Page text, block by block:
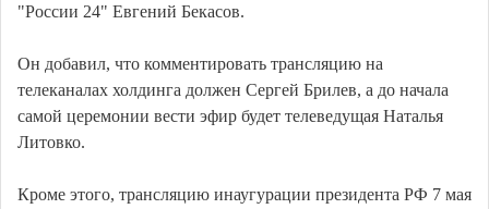
"России 24" Евгений Бекасов.
Он добавил, что комментировать трансляцию на
телеканалах холдинга должен Сергей Брилев, а до начала
самой церемонии вести эфир будет телеведущая Наталья
Литовко.
Кроме этого, трансляцию инаугурации президента РФ 7 мая